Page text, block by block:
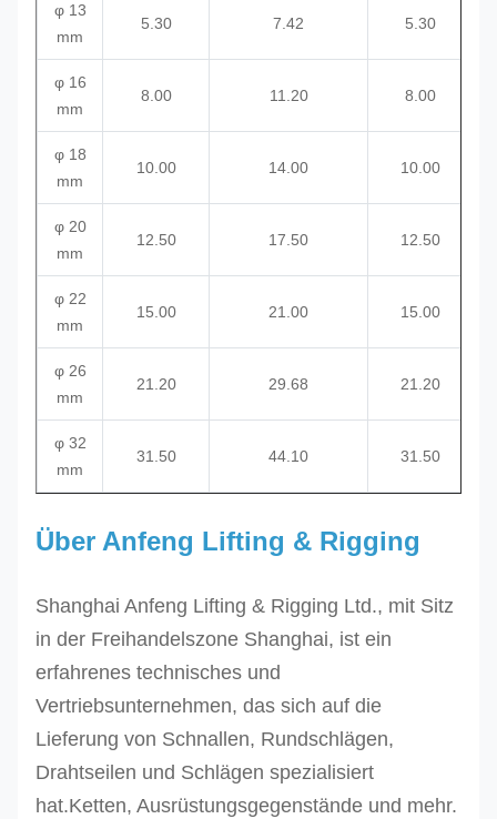
φ 13
mm
5.30 7.42 5.30
φ 16
mm
8.00 11.20 8.00
φ 18
mm
10.00 14.00 10.00
φ 20
mm
12.50 17.50 12.50
φ 22
mm
15.00 21.00 15.00
φ 26
mm
21.20 29.68 21.20
φ 32
mm
31.50 44.10 31.50
Über Anfeng Lifting & Rigging
Shanghai Anfeng Lifting & Rigging Ltd., mit Sitz
in der Freihandelszone Shanghai, ist ein
erfahrenes technisches und
Vertriebsunternehmen, das sich auf die
Lieferung von Schnallen, Rundschlägen,
Drahtseilen und Schlägen spezialisiert
hat.Ketten, Ausrüstungsgegenstände und mehr.